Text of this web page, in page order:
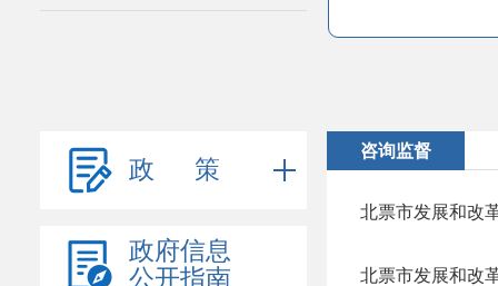
政 策
政府信息
公开指南
咨询监督
北票市发展和改
北票市发展和改